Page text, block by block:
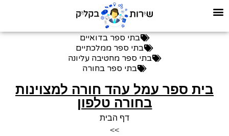
בתי ספר בדואיים
בתי ספר ממלכתיים
בתי ספר מחטיבה עליונה
בתי ספר בחורה
בית ספר עמל עהד חורה למצוינות
בחורה טלפון
דף הבית
>>